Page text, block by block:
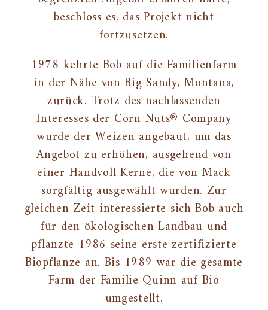
beschloss es, das Projekt nicht
fortzusetzen.
1978 kehrte Bob auf die Familienfarm
in der Nähe von Big Sandy, Montana,
zurück. Trotz des nachlassenden
Interesses der Corn Nuts® Company
wurde der Weizen angebaut, um das
Angebot zu erhöhen, ausgehend von
einer Handvoll Kerne, die von Mack
sorgfältig ausgewählt wurden. Zur
gleichen Zeit interessierte sich Bob auch
für den ökologischen Landbau und
pflanzte 1986 seine erste zertifizierte
Biopflanze an. Bis 1989 war die gesamte
Farm der Familie Quinn auf Bio
umgestellt.